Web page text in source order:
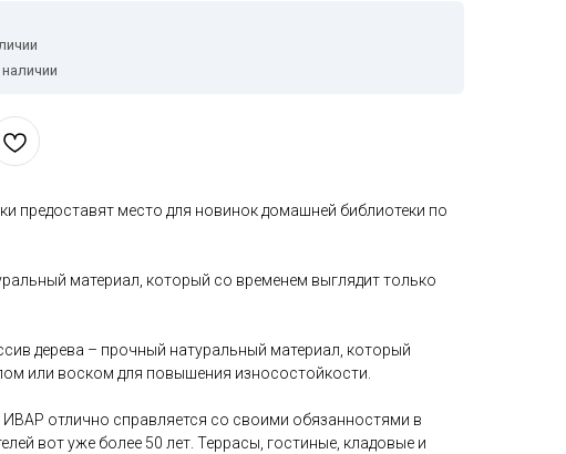
предоставят место для новинок домашней библиотеки по
материал, который со временем выглядит только
дерева – прочный натуральный материал, который
или воском для повышения износостойкости.
ИВАР отлично справляется со своими обязанностями в
вот уже более 50 лет. Террасы, гостиные, кладовые и